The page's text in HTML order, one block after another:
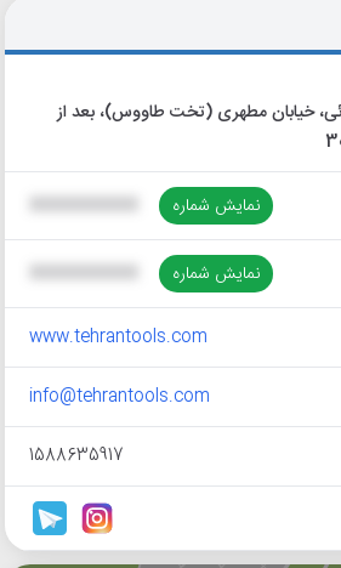
6، محله سنائی، خیابان مطهری (تخت طاووس)، بعد از
نمایش شماره
نمایش شماره
www.tehrantools.com
info@tehrantools.com
1588635917